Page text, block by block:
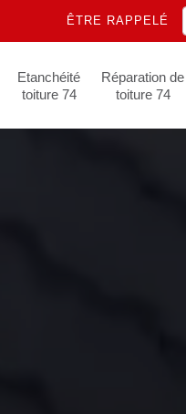
ÊTRE RAPPELÉ
Etanchéité
toiture 74
Réparation de
toiture 74